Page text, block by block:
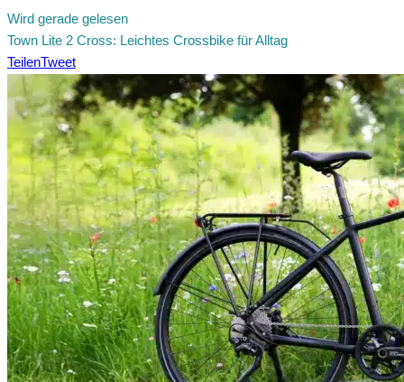
Wird gerade gelesen
Town Lite 2 Cross: Leichtes Crossbike für Alltag
TeilenTweet